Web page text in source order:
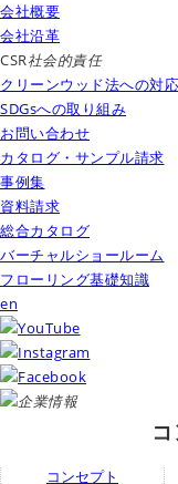
会社概要
会社沿革
CSR社会的責任
クリーンウッド法への対
SDGsへの取り組み
お問い合わせ
カタログ・サンプル請求
事例集
資料請求
総合カタログ
バーチャルショールーム
フローリング基礎知識
en
コンセプト